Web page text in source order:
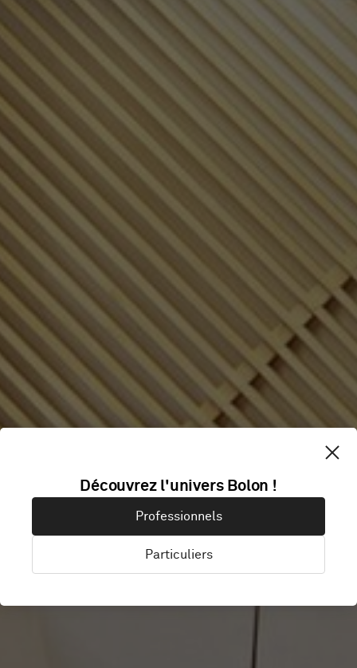
LPP
SHOWROOM
Découvrez l'univers Bolon !
Professionnels
Particuliers